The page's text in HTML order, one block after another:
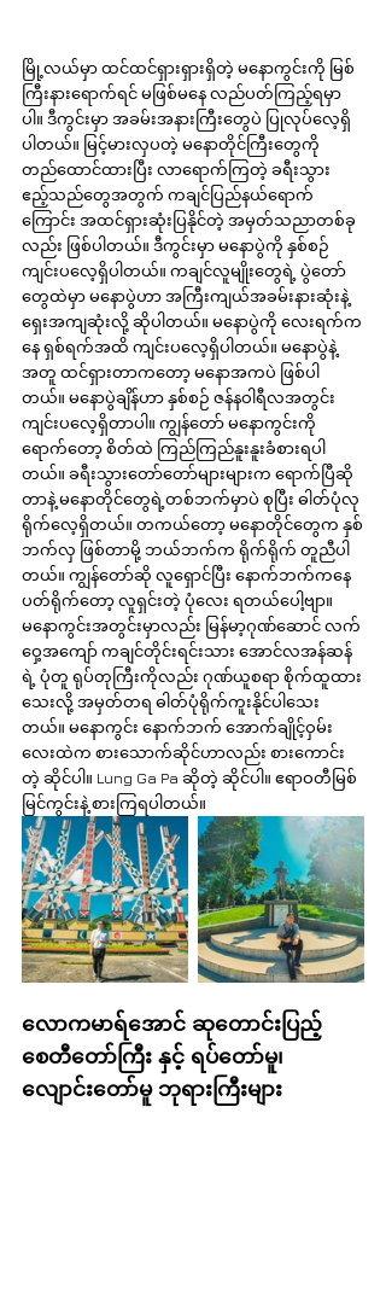
မြို့လယ်မှာ ထင်ထင်ရှားရှားရှိတဲ့ မနောကွင်းကို မြစ်
ကြီးနားရောက်ရင် မဖြစ်မနေ လည်ပတ်ကြည့်ရမှာ
ပါ။ ဒီကွင်းမှာ အခမ်းအနားကြီးတွေပဲ ပြုလုပ်လေ့ရှိ
ပါတယ်။ မြင့်မားလှပတဲ့ မနောတိုင်ကြီးတွေကို
တည်ထောင်ထားပြီး လာရောက်ကြတဲ့ ခရီးသွား
ဧည့်သည်တွေအတွက် ကချင်ပြည်နယ်ရောက်
ကြောင်း အထင်ရှားဆုံးပြနိုင်တဲ့ အမှတ်သညာတစ်ခု
လည်း ဖြစ်ပါတယ်။ ဒီကွင်းမှာ မနောပွဲကို နှစ်စဉ်
ကျင်းပလေ့ရှိပါတယ်။ ကချင်လူမျိုးတွေရဲ့ ပွဲတော်
တွေထဲမှာ မနောပွဲဟာ အကြီးကျယ်အခမ်းနားဆုံးနဲ့
ရှေးအကျဆုံးလို့ ဆိုပါတယ်။ မနောပွဲကို လေးရက်က
နေ ရှစ်ရက်အထိ ကျင်းပလေ့ရှိပါတယ်။ မနောပွဲနဲ့
အတူ ထင်ရှားတာကတော့ မနောအကပဲ ဖြစ်ပါ
တယ်။ မနောပွဲချိန်ဟာ နှစ်စဉ် ဇန်နဝါရီလအတွင်း
ကျင်းပလေ့ရှိတာပါ။ ကျွန်တော် မနောကွင်းကို
ရောက်တော့ စိတ်ထဲ ကြည်ကြည်နူးနူးခံစားရပါ
တယ်။ ခရီးသွားတော်တော်များများက ရောက်ပြီဆို
တာနဲ့ မနောတိုင်တွေရဲ့တစ်ဘက်မှာပဲ စုပြီး ဓါတ်ပုံလု
ရိုက်လေ့ရှိတယ်။ တကယ်တော့ မနောတိုင်တွေက နှစ်
ဘက်လှ ဖြစ်တာမို့ ဘယ်ဘက်က ရိုက်ရိုက် တူညီပါ
တယ်။ ကျွန်တော်ဆို လူရှောင်ပြီး နောက်ဘက်ကနေ
ပတ်ရိုက်တော့ လူရှင်းတဲ့ ပုံလေး ရတယ်ပေါ့ဗျာ။
မနောကွင်းအတွင်းမှာလည်း မြန်မာ့ဂုဏ်ဆောင် လက်
ဝှေ့အကျော် ကချင်တိုင်းရင်းသား အောင်လအန်ဆန်
ရဲ့ ပုံတူ ရုပ်တုကြီးကိုလည်း ဂုဏ်ယူစရာ စိုက်ထူထား
သေးလို့ အမှတ်တရ ဓါတ်ပုံရိုက်ကူးနိုင်ပါသေး
တယ်။ မနောကွင်း နောက်ဘက် အောက်ချိုင့်ဝှမ်း
လေးထဲက စားသောက်ဆိုင်ဟာလည်း စားကောင်း
တဲ့ ဆိုင်ပါ။ Lung Ga Pa ဆိုတဲ့ ဆိုင်ပါ။ ဧရာဝတီမြစ်
မြင်ကွင်းနဲ့ စားကြရပါတယ်။
လောကမာရ်အောင် ဆုတောင်းပြည့်
စေတီတော်ကြီး နှင့် ရပ်တော်မူ၊
လျောင်းတော်မူ ဘုရားကြီးများ